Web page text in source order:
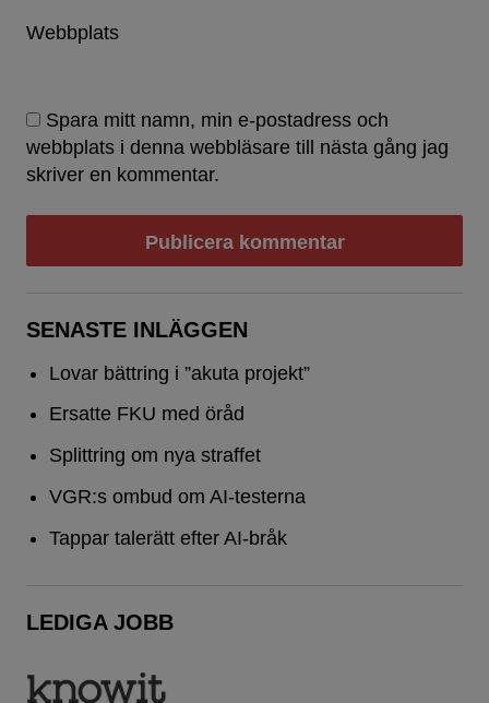
Webbplats
Spara mitt namn, min e-postadress och
webbplats i denna webbläsare till nästa gång jag
skriver en kommentar.
SENASTE INLÄGGEN
Lovar bättring i ”akuta projekt”
Ersatte FKU med öråd
Splittring om nya straffet
VGR:s ombud om AI-testerna
Tappar talerätt efter AI-bråk
LEDIGA JOBB